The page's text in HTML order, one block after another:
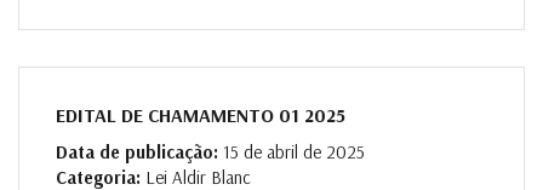
EDITAL DE CHAMAMENTO 01 2025
Data de publicação: 15 de abril de 2025
Categoria: Lei Aldir Blanc